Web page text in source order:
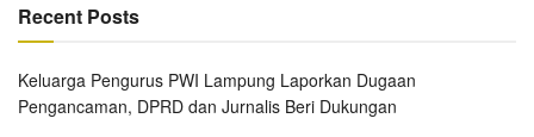
Recent Posts
Keluarga Pengurus PWI Lampung Laporkan Dugaan
Pengancaman, DPRD dan Jurnalis Beri Dukungan